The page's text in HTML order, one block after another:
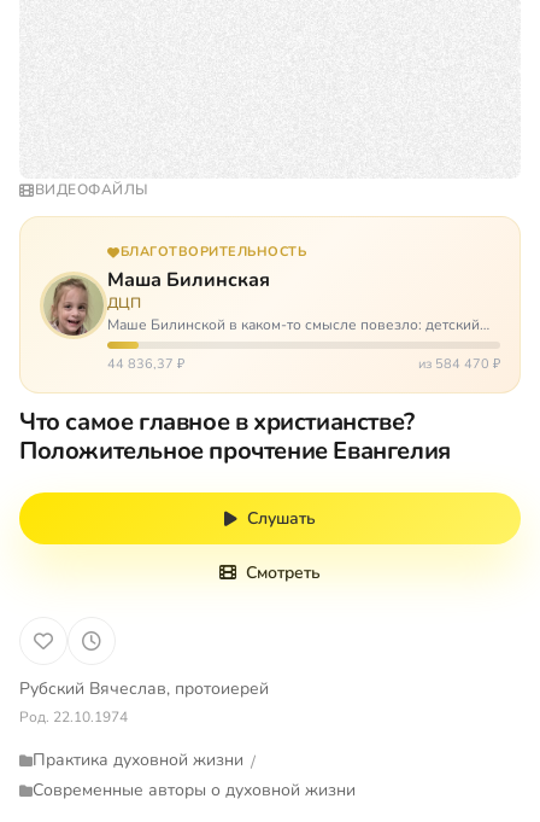
ВИДЕОФАЙЛЫ
БЛАГОТВОРИТЕЛЬНОСТЬ
Маша Билинская
ДЦП
Маше Билинской в каком-то смысле повезло: детский
церебральный паралич зацепил её не очень сильно. Но
всё-таки есть диагноз и есть немалые проблемы – Маша
44 836,37 ₽ из 584 470 ₽
Что самое главное в христианстве?
Положительное прочтение Евангелия
Слушать
Смотреть
Рубский Вячеслав, протоиерей
Род. 22.10.1974
Практика духовной жизни /
Современные авторы о духовной жизни